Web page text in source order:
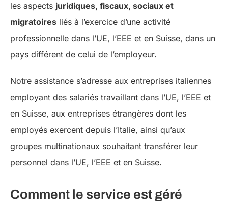
les aspects juridiques, fiscaux, sociaux et
migratoires liés à l’exercice d’une activité
professionnelle dans l’UE, l’EEE et en Suisse, dans un
pays différent de celui de l’employeur.
Notre assistance s’adresse aux entreprises italiennes
employant des salariés travaillant dans l’UE, l’EEE et
en Suisse, aux entreprises étrangères dont les
employés exercent depuis l’Italie, ainsi qu’aux
groupes multinationaux souhaitant transférer leur
personnel dans l’UE, l’EEE et en Suisse.
Comment le service est géré